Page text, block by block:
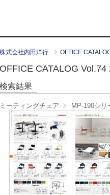
株式会社内田洋行 OFFICE
OFFICE CATALOG
検索結果
ミーティングチェア MP-190シリ